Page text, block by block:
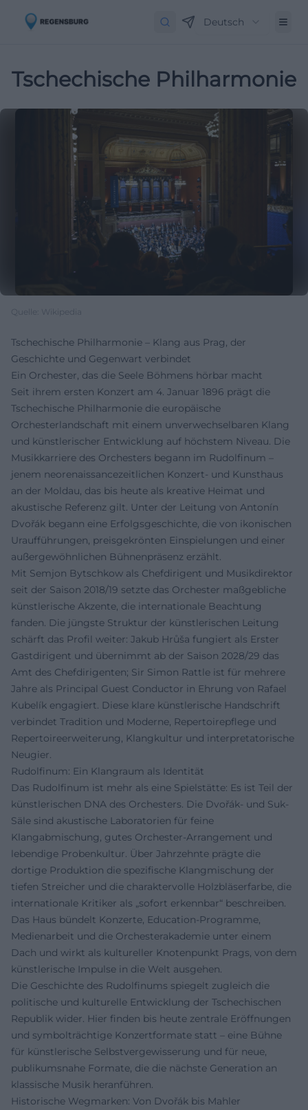
Deutsch
Tschechische Philharmonie
Quelle: Wikipedia
Tschechische Philharmonie – Klang aus Prag, der
Geschichte und Gegenwart verbindet
Ein Orchester, das die Seele Böhmens hörbar macht
Seit ihrem ersten Konzert am 4. Januar 1896 prägt die
Tschechische Philharmonie die europäische
Orchesterlandschaft mit einem unverwechselbaren Klang
und künstlerischer Entwicklung auf höchstem Niveau. Die
Musikkarriere des Orchesters begann im Rudolfinum –
jenem neorenaissancezeitlichen Konzert- und Kunsthaus
an der Moldau, das bis heute als kreative Heimat und
akustische Referenz gilt. Unter der Leitung von Antonín
Dvořák begann eine Erfolgsgeschichte, die von ikonischen
Uraufführungen, preisgekrönten Einspielungen und einer
außergewöhnlichen Bühnenpräsenz erzählt.
Mit Semjon Bytschkow als Chefdirigent und Musikdirektor
seit der Saison 2018/19 setzte das Orchester maßgebliche
künstlerische Akzente, die internationale Beachtung
fanden. Die jüngste Struktur der künstlerischen Leitung
schärft das Profil weiter: Jakub Hrůša fungiert als Erster
Gastdirigent und übernimmt ab der Saison 2028/29 das
Amt des Chefdirigenten; Sir Simon Rattle ist für mehrere
Jahre als Principal Guest Conductor in Ehrung von Rafael
Kubelík engagiert. Diese klare künstlerische Handschrift
verbindet Tradition und Moderne, Repertoirepflege und
Repertoireerweiterung, Klangkultur und interpretatorische
Neugier.
Rudolfinum: Ein Klangraum als Identität
Das Rudolfinum ist mehr als eine Spielstätte: Es ist Teil der
künstlerischen DNA des Orchesters. Die Dvořák- und Suk-
Säle sind akustische Laboratorien für feine
Klangabmischung, gutes Orchester-Arrangement und
lebendige Probenkultur. Über Jahrzehnte prägte die
dortige Produktion die spezifische Klangmischung der
tiefen Streicher und die charaktervolle Holzbläserfarbe, die
internationale Kritiker als „sofort erkennbar“ beschreiben.
Das Haus bündelt Konzerte, Education-Programme,
Medienarbeit und die Orchesterakademie unter einem
Dach und wirkt als kultureller Knotenpunkt Prags, von dem
künstlerische Impulse in die Welt ausgehen.
Die Geschichte des Rudolfinums spiegelt zugleich die
politische und kulturelle Entwicklung der Tschechischen
Republik wider. Hier finden bis heute zentrale Eröffnungen
und symbolträchtige Konzertformate statt – eine Bühne
für künstlerische Selbstvergewisserung und für neue,
publikumsnahe Formate, die die nächste Generation an
klassische Musik heranführen.
Historische Wegmarken: Von Dvořák bis Mahler